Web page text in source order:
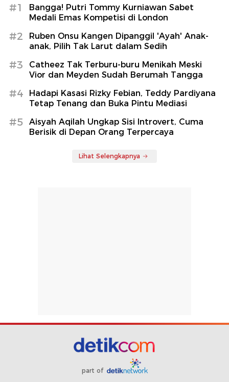
#1
Bangga! Putri Tommy Kurniawan Sabet
Medali Emas Kompetisi di London
#2
Ruben Onsu Kangen Dipanggil 'Ayah' Anak-
anak, Pilih Tak Larut dalam Sedih
#3
Catheez Tak Terburu-buru Menikah Meski
Vior dan Meyden Sudah Berumah Tangga
#4
Hadapi Kasasi Rizky Febian, Teddy Pardiyana
Tetap Tenang dan Buka Pintu Mediasi
#5
Aisyah Aqilah Ungkap Sisi Introvert, Cuma
Berisik di Depan Orang Terpercaya
Lihat Selengkapnya
part of